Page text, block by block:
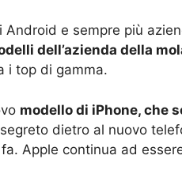
e sempre più
dell’azienda della
i top di gamma.
modello di iPhone, che
dietro al nuovo
Apple continua ad